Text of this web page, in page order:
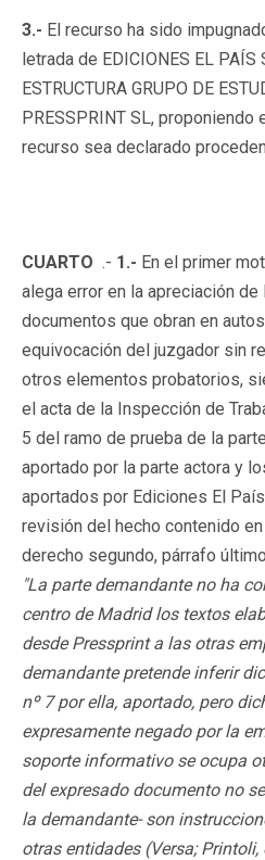
3.- El recurso ha sido
letrada de EDICIONES EL PAÍS
ESTRUCTURA GRUPO DE
PRESSPRINT SL,
recurso sea declarado
CUARTO .- 1.- En el primer
alega error en la apreciación de
documentos que obran en
equivocación del juzgador sin
otros elementos probatorios,
el acta de la Inspección de
5 del ramo de prueba de la
aportado por la parte actora y
aportados por Ediciones El
revisión del hecho contenido
derecho segundo, párrafo
"La parte demandante no ha
centro de Madrid los textos
desde Pressprint a las otras
demandante pretende inferir
nº 7 por ella, aportado, pero
expresamente negado por la
soporte informativo se ocupa
del expresado documento no
la demandante- son
otras entidades (Versa;